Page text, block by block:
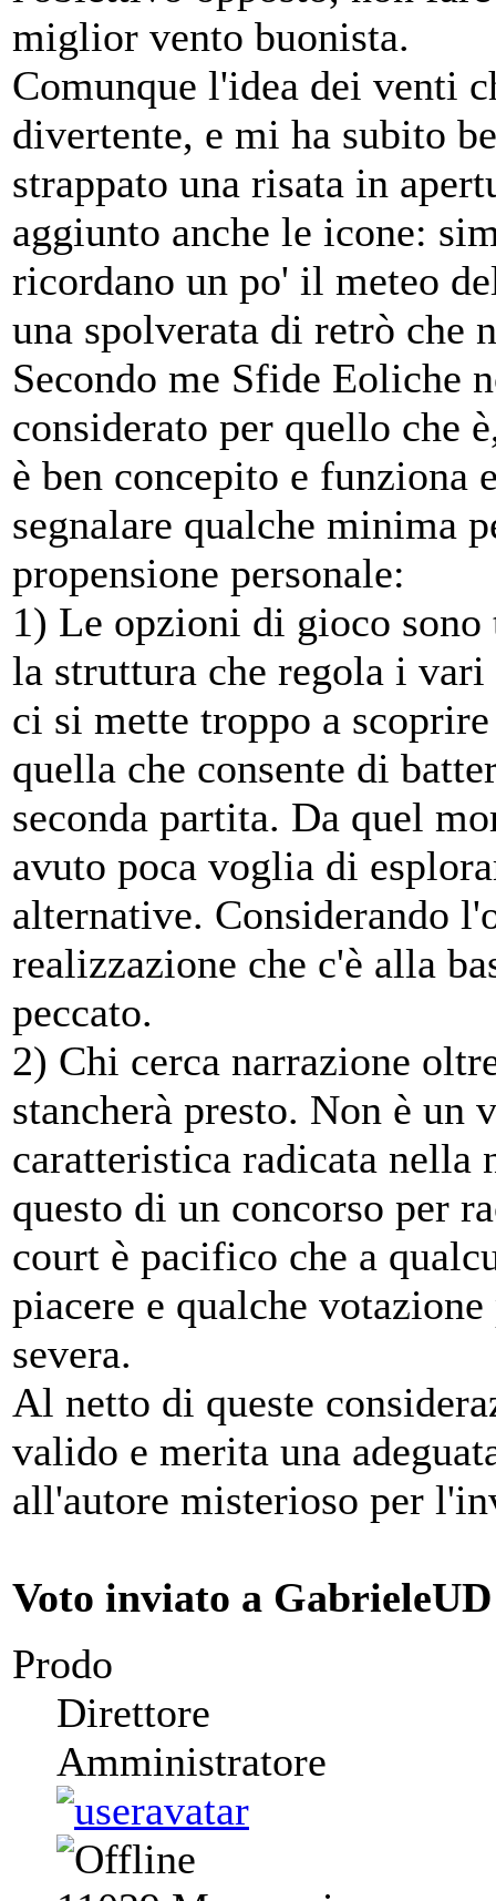
miglior vento buonista.
Comunque l'idea dei venti
divertente, e mi ha subito
strappato una risata in
aggiunto anche le icone:
ricordano un po' il meteo
una spolverata di retrò che
Secondo me Sfide Eoliche
considerato per quello che
è ben concepito e funziona
segnalare qualche minima
propensione personale:
1) Le opzioni di gioco
la struttura che regola i
ci si mette troppo a
quella che consente di
seconda partita. Da quel
avuto poca voglia di
alternative. Considerando
realizzazione che c'è alla
peccato.
2) Chi cerca narrazione
stancherà presto. Non è un
caratteristica radicata nella
questo di un concorso per
court è pacifico che a
piacere e qualche
severa.
Al netto di queste
valido e merita una
all'autore misterioso per
Voto inviato a GabrieleUD
Prodo
Direttore
Amministratore